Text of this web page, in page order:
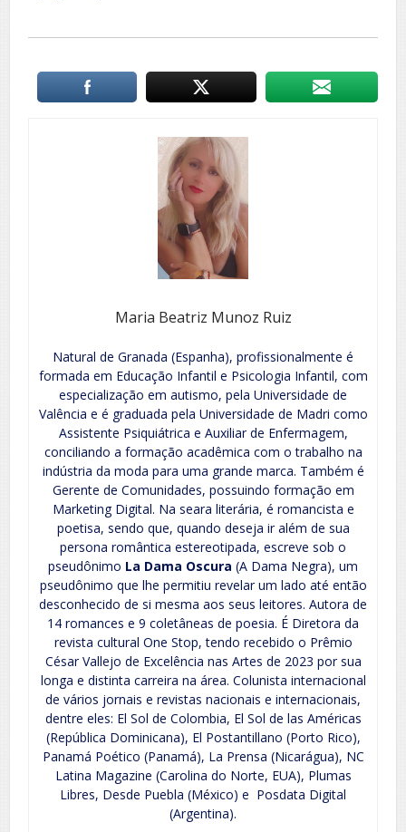
Maria Beatriz Munoz Ruiz
Natural de Granada (Espanha), profissionalmente é
formada em Educação Infantil e Psicologia Infantil, com
especialização em autismo, pela Universidade de
Valência e é graduada pela Universidade de Madri como
Assistente Psiquiátrica e Auxiliar de Enfermagem,
conciliando a formação acadêmica com o trabalho na
indústria da moda para uma grande marca. Também é
Gerente de Comunidades, possuindo formação em
Marketing Digital. Na seara literária, é romancista e
poetisa, sendo que, quando deseja ir além de sua
persona romântica estereotipada, escreve sob o
pseudônimo La Dama Oscura (A Dama Negra), um
pseudônimo que lhe permitiu revelar um lado até então
desconhecido de si mesma aos seus leitores. Autora de
14 romances e 9 coletâneas de poesia. É Diretora da
revista cultural One Stop, tendo recebido o Prêmio
César Vallejo de Excelência nas Artes de 2023 por sua
longa e distinta carreira na área. Colunista internacional
de vários jornais e revistas nacionais e internacionais,
dentre eles: El Sol de Colombia, El Sol de las Américas
(República Dominicana), El Postantillano (Porto Rico),
Panamá Poético (Panamá), La Prensa (Nicarágua), NC
Latina Magazine (Carolina do Norte, EUA), Plumas
Libres, Desde Puebla (México) e Posdata Digital
(Argentina).